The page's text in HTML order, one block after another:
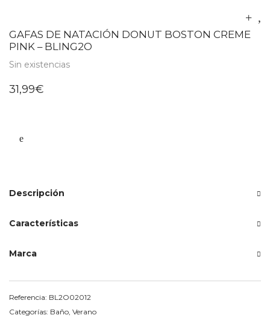
GAFAS DE NATACIÓN DONUT BOSTON CREME
PINK – BLING2O
Sin existencias
31,99€
Descripción
Características
Marca
Referencia: BL2O02012
Categorías: Baño Verano